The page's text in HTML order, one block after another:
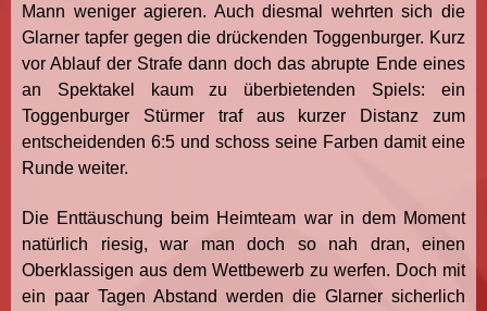
Mann weniger agieren. Auch diesmal wehrten sich die
Glarner tapfer gegen die drückenden Toggenburger. Kurz
vor Ablauf der Strafe dann doch das abrupte Ende eines
an Spektakel kaum zu überbietenden Spiels: ein
Toggenburger Stürmer traf aus kurzer Distanz zum
entscheidenden 6:5 und schoss seine Farben damit eine
Runde weiter.
Die Enttäuschung beim Heimteam war in dem Moment
natürlich riesig, war man doch so nah dran, einen
Oberklassigen aus dem Wettbewerb zu werfen. Doch mit
ein paar Tagen Abstand werden die Glarner sicherlich